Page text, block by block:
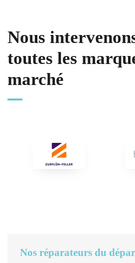
Nous
toutes les
marché
Nos réparateurs du